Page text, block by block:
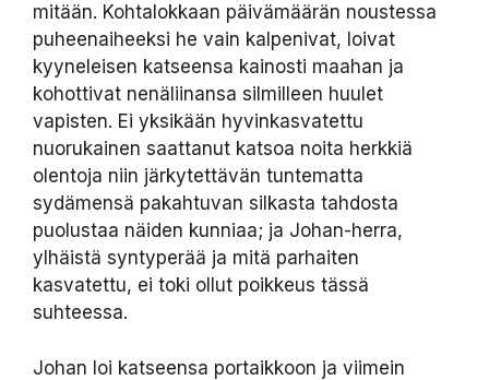
mitään. Kohtalokkaan päivämäärän noustessa
puheenaiheeksi he vain kalpenivat, loivat
kyyneleisen katseensa kainosti maahan ja
kohottivat nenäliinansa silmilleen huulet
vapisten. Ei yksikään hyvinkasvatettu
nuorukainen saattanut katsoa noita herkkiä
olentoja niin järkytettävän tuntematta
sydämensä pakahtuvan silkasta tahdosta
puolustaa näiden kunniaa; ja Johan-herra,
ylhäistä syntyperää ja mitä parhaiten
kasvatettu, ei toki ollut poikkeus tässä
suhteessa.
Johan loi katseensa portaikkoon ja viimein